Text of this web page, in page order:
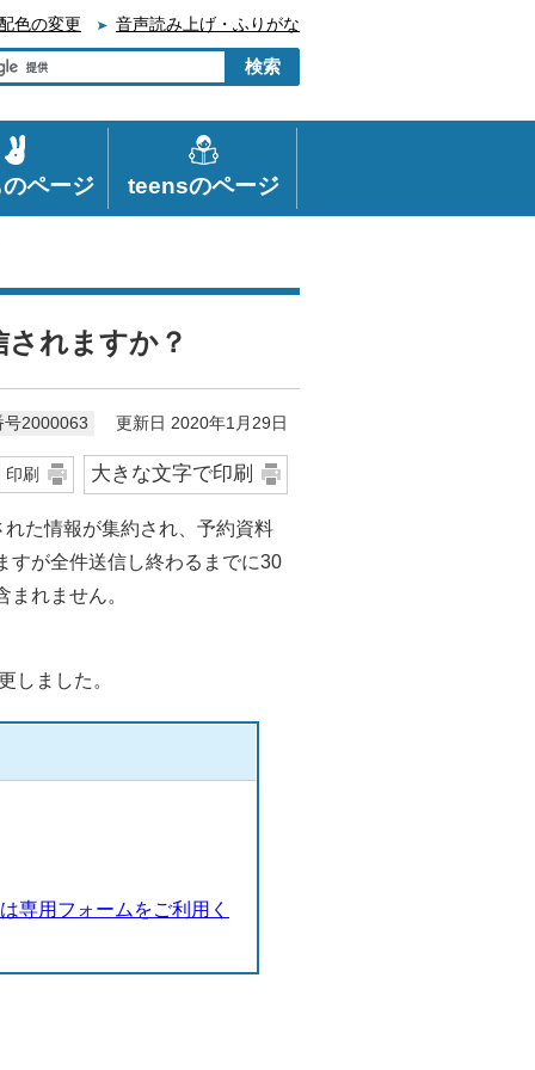
色の変更 音声読み上げ・ふりがな
ページ teensのページ
れますか？
号2000063 更新日 2020年1月29日
印刷 大きな文字で印刷
た情報が集約され、予約資料
すが全件送信し終わるまでに30
れません。
しました。
専用フォームをご利用く